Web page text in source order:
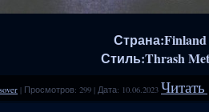
Страна:Finland
Стиль:Thrash
| Просмотров: 299 | Дата: 10.06.2023